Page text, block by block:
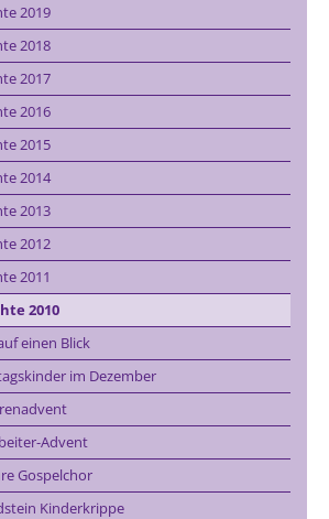
2019
2018
2017
2016
2015
2014
2013
2012
2011
2010
einen Blick
im Dezember
Advent
Gospelchor
Kinderkrippe